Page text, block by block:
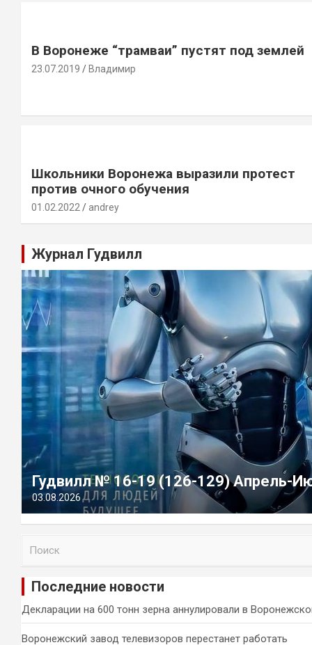
В Воронеже “трамваи” пустят под землей
23.07.2019 Владимир
Школьники Воронежа выразили протест
против очного обучения
01.02.2022 andrey
Журнал Гудвилл
Гудвилл № 16-19 (126-129) Апрель-
03.08.2026
и
Последние новости
Декларации на 600 тонн зерна аннулировали в
Воронежский завод телевизоров перестанет работать